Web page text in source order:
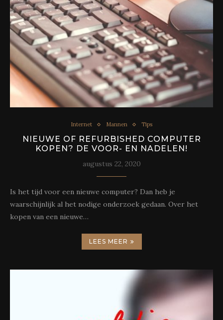
Internet Mannen Tips
NIEUWE OF REFURBISHED COMPUTER
KOPEN? DE VOOR- EN NADELEN!
augustus 22, 2020
Is het tijd voor een nieuwe computer? Dan heb je
waarschijnlijk al het nodige onderzoek gedaan. Over het
kopen van een nieuwe…
LEES MEER